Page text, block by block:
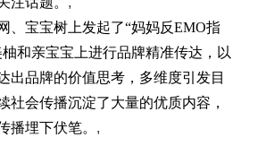
宝宝树上发起了“妈妈反EMO指
和亲宝宝上进行品牌精准传达，以
出品牌的价值思考，多维度引发目
社会传播沉淀了大量的优质内容，
播埋下伏笔。 ,